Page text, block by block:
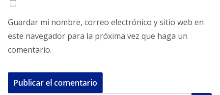
Guardar mi nombre, correo electrónico y sitio web en
este navegador para la próxima vez que haga un
comentario.